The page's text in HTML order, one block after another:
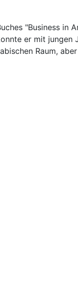
"Business in
er mit jungen
Raum,